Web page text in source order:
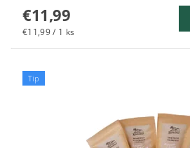
€11,99
€11,99 / 1 ks
Tip